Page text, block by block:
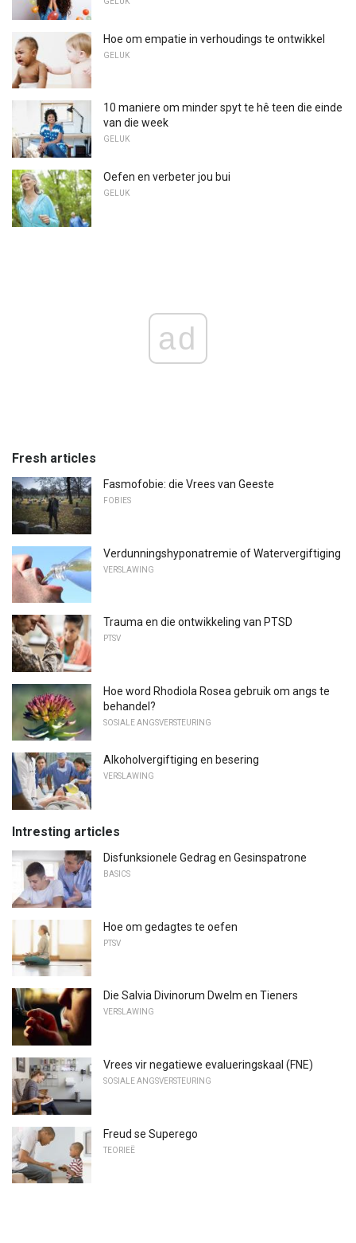
Hoe om empatie in verhoudings te ontwikkel
GELUK
10 maniere om minder spyt te hê teen die einde
van die week
GELUK
Oefen en verbeter jou bui
GELUK
ad
Fresh articles
Fasmofobie: die Vrees van Geeste
FOBIES
Verdunningshyponatremie of Watervergiftiging
VERSLAWING
Trauma en die ontwikkeling van PTSD
PTSV
Hoe word Rhodiola Rosea gebruik om angs te
behandel?
SOSIALE ANGSVERSTEURING
Alkoholvergiftiging en besering
VERSLAWING
Intresting articles
Disfunksionele Gedrag en Gesinspatrone
BASICS
Hoe om gedagtes te oefen
PTSV
Die Salvia Divinorum Dwelm en Tieners
VERSLAWING
Vrees vir negatiewe evalueringskaal (FNE)
SOSIALE ANGSVERSTEURING
Freud se Superego
TEORIEË